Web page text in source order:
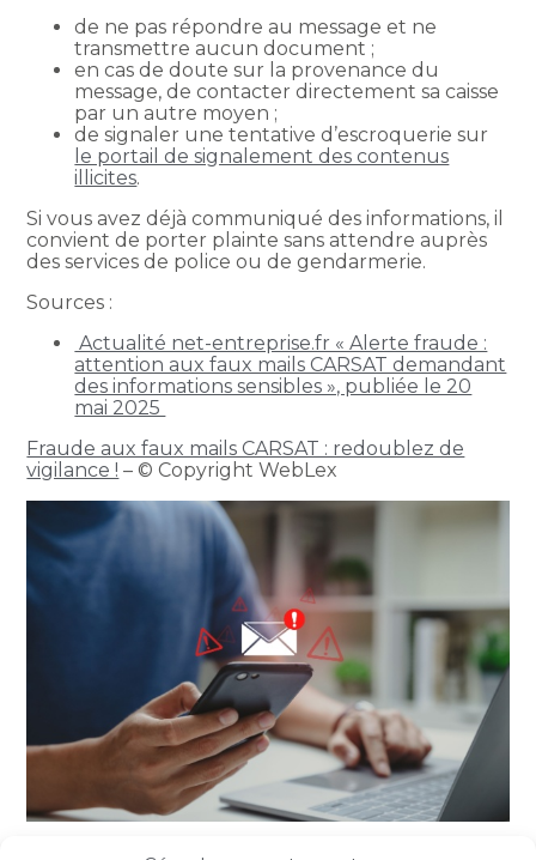
de ne pas répondre au message et ne
transmettre aucun document ;
en cas de doute sur la provenance du
message, de contacter directement sa caisse
par un autre moyen ;
de signaler une tentative d’escroquerie sur
le portail de signalement des contenus
illicites.
Si vous avez déjà communiqué des informations, il
convient de porter plainte sans attendre auprès
des services de police ou de gendarmerie.
Sources :
Actualité net-entreprise.fr « Alerte fraude :
attention aux faux mails CARSAT demandant
des informations sensibles », publiée le 20
mai 2025
Fraude aux faux mails CARSAT : redoublez de
vigilance ! – © Copyright WebLex